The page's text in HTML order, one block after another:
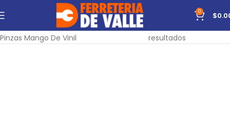
0 $
Herramientas Manuales Pinzas
Pinzas Mango De Vinil
resultados